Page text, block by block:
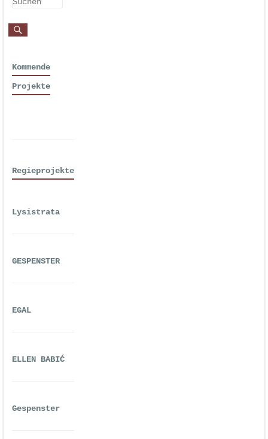
Kommende
Projekte
Regieprojekte
Lysistrata
GESPENSTER
EGAL
ELLEN BABIĆ
Gespenster